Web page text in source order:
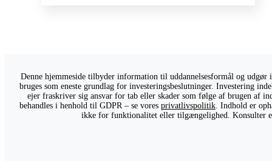
Denne hjemmeside tilbyder information til uddannelsesformål og
bruges som eneste grundlag for investeringsbeslutninger. Investering
ejer fraskriver sig ansvar for tab eller skader som følge af brugen af
behandles i henhold til GDPR – se vores privatlivspolitik. Indhold er
ikke for funktionalitet eller tilgængelighed. Konsulter